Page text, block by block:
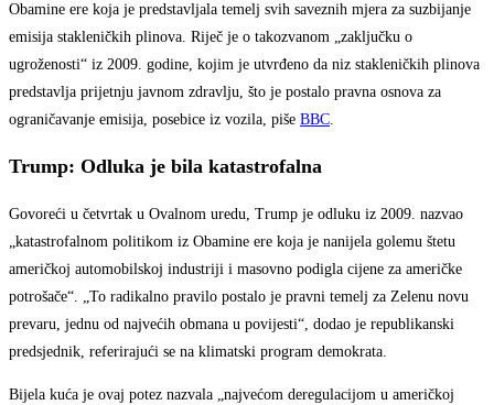
Obamine ere koja je predstavljala temelj svih saveznih mjera za suzbijanje
emisija stakleničkih plinova. Riječ je o takozvanom „zaključku o
ugroženosti“ iz 2009. godine, kojim je utvrđeno da niz stakleničkih plinova
predstavlja prijetnju javnom zdravlju, što je postalo pravna osnova za
ograničavanje emisija, posebice iz vozila, piše BBC.
Trump: Odluka je bila katastrofalna
Govoreći u četvrtak u Ovalnom uredu, Trump je odluku iz 2009. nazvao
„katastrofalnom politikom iz Obamine ere koja je nanijela golemu štetu
američkoj automobilskoj industriji i masovno podigla cijene za američke
potrošače“. „To radikalno pravilo postalo je pravni temelj za Zelenu novu
prevaru, jednu od najvećih obmana u povijesti“, dodao je republikanski
predsjednik, referirajući se na klimatski program demokrata.
Bijela kuća je ovaj potez nazvala „najvećom deregulacijom u američkoj